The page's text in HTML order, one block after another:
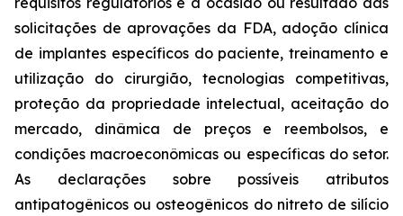
solicitações de aprovações da FDA, adoção clínica
de implantes específicos do paciente, treinamento e
utilização do cirurgião, tecnologias competitivas,
proteção da propriedade intelectual, aceitação do
mercado, dinâmica de preços e reembolsos, e
condições macroeconômicas ou específicas do setor.
As declarações sobre possíveis atributos
antipatogênicos ou osteogênicos do nitreto de silício